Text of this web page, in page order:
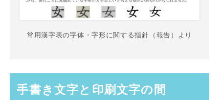
常用漢字表の字体・字形に関する指針（報告）より
手書き文字と印刷文字の間